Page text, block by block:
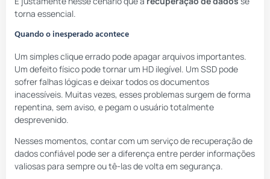
torna essencial.
Quando o inesperado acontece
Um simples clique errado pode apagar arquivos importantes.
Um defeito físico pode tornar um HD ilegível. Um SSD pode
sofrer falhas lógicas e deixar todos os documentos
inacessíveis. Muitas vezes, esses problemas surgem de forma
repentina, sem aviso, e pegam o usuário totalmente
desprevenido.
Nesses momentos, contar com um serviço de recuperação de
dados confiável pode ser a diferença entre perder informações
valiosas para sempre ou tê-las de volta em segurança.